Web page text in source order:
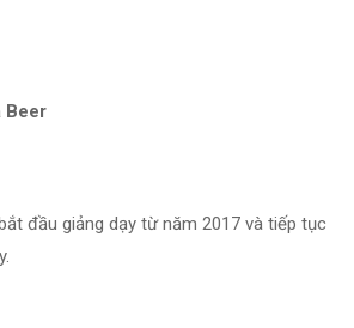
Beer
đầu giảng dạy từ năm 2017 và tiếp tục